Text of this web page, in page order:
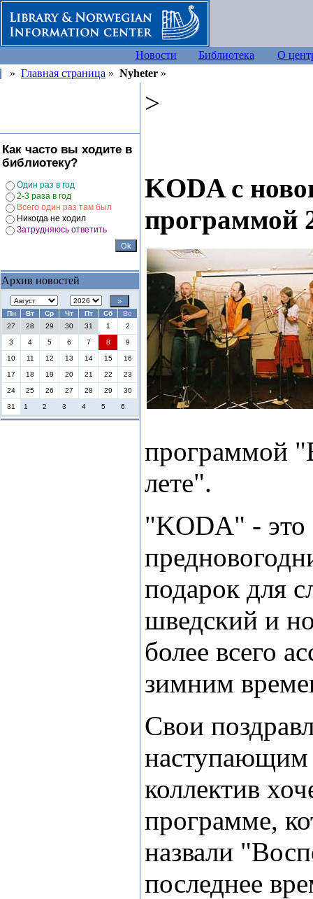
Новости Библиотека
О
» Главная страница » Nyheter »
Как часто вы ходите в
библиотеку?
Один раз в год
2-3 раза в год
Всего один раз там был
Никогда не ходил
Затрудняюсь ответить
Архив новостей
Пн Вт Ср Чт Пт Сб
Вс
27
28 29 30 31 1 2
3 4 5 6 7 8 9
10 11 12 13 14 15 16
17 18 19 20 21 22 23
24 25 26 27 28 29 30
31 1 2 3 4 5 6
>
KODA с
программой
программой
лете".
"KODA" -
подарок для
шведский и
более всего
зимним
Свои
коллектив
программе,
назвали
последнее